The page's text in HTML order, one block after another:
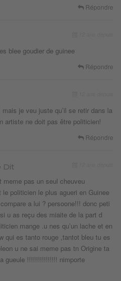
Répondre
blee goudier de guinee
Répondre
mais je veu juste qu’il se retir dans la
artiste ne doit pas être politicien!
Répondre
Dit
meme pas un seul cheuveu
le politicien le plus agueri en Guinee
a lui ? persoone!!! donc peti
u as reçu des miaite de la part d
mange .u nes qu’un lache et en
qui es tanto rouge ,tantot bleu tu es
u ne sai meme pas tn Origine ta
gueule !!!!!!!!!!!!!!! nimporte